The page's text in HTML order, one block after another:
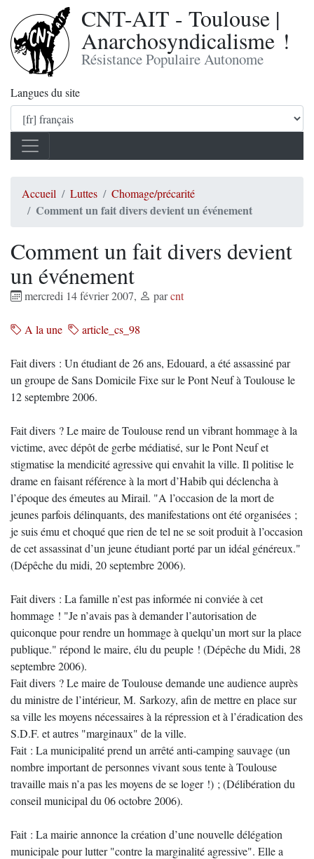
CNT-AIT - Toulouse |
Anarchosyndicalisme !
Résistance Populaire Autonome
Langues du site
Accueil Luttes Chomage/précarité
Comment un fait divers devient un événement
Comment un fait divers devient
un événement
mercredi 14 février 2007, parcnt
A la une article_cs_98
Fait divers : Un étudiant de 26 ans, Edouard, a été assassiné par
un groupe de Sans Domicile Fixe sur le Pont Neuf à Toulouse le
12 septembre 2006.
Fait divers ? Le maire de Toulouse rend un vibrant hommage à la
victime, avec dépôt de gerbe médiatisé, sur le Pont Neuf et
stigmatise la mendicité agressive qui envahit la ville. Il politise le
drame en faisant référence à la mort d’Habib qui déclencha à
l’époque des émeutes au Mirail. "A l’occasion de la mort de
jeunes parfois délinquants, des manifestations ont été organisées ;
je suis ému et choqué que rien de tel ne se soit produit à l’occasion
de cet assassinat d’un jeune étudiant porté par un idéal généreux."
(Dépêche du midi, 20 septembre 2006).
Fait divers : La famille n’est pas informée ni conviée à cet
hommage ! "Je n’avais pas à demander l’autorisation de
quiconque pour rendre un hommage à quelqu’un mort sur la place
publique." répond le maire, élu du peuple ! (Dépêche du Midi, 28
septembre 2006).
Fait divers ? Le maire de Toulouse demande une audience auprès
du ministre de l’intérieur, M. Sarkozy, afin de mettre en place sur
sa ville les moyens nécessaires à la répression et à l’éradication des
S.D.F. et autres "marginaux" de la ville.
Fait : La municipalité prend un arrêté anti-camping sauvage (un
nombre important de personnes vivant sous tente à Toulouse
travaille mais n’a pas les moyens de se loger !) ; (Délibération du
conseil municipal du 06 octobre 2006).
Fait : La mairie annonce la création d’une nouvelle délégation
municipale pour lutter "contre la marginalité agressive". Elle a